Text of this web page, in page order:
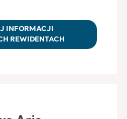
INFORMACJI
REWIDENTACH